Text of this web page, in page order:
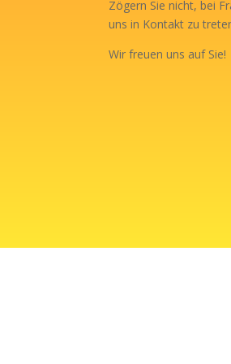
Zögern Sie nicht, bei
uns in Kontakt zu
Wir freuen uns auf Sie!